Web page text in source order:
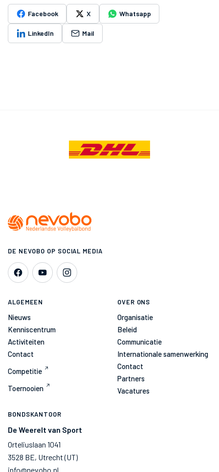
Facebook X Whatsapp
LinkedIn Mail
DE NEVOBO OP SOCIAL MEDIA
ALGEMEEN
Nieuws
Kenniscentrum
Activiteiten
Contact
Competitie
Toernooien
OVER ONS
Organisatie
Beleid
Communicatie
Internationale samenwerking
Contact
Partners
Vacatures
BONDSKANTOOR
De Weerelt van Sport
Orteliuslaan 1041
3528 BE, Utrecht (UT)
info@nevobo.nl